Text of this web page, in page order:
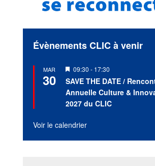
Évènements CLIC à venir
MAR
30
Mis
en
avant
09:30 - 17:30
SAVE THE DATE /
Annuelle Culture &
2027 du CLIC
Voir le calendrier